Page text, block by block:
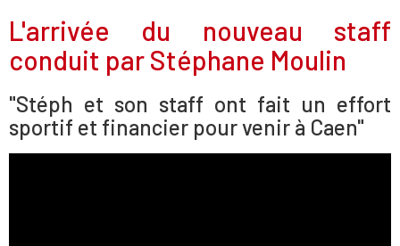
L'arrivée du nouveau staff
conduit par Stéphane Moulin
"Stéph et son staff ont fait un effort
sportif et financier pour venir à Caen"